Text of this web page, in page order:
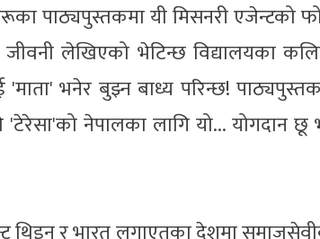
पाठ्यपुस्तकमा यी मिसनरी एजेन्टको
लेखिएको भेटिन्छ विद्यालयका
'माता' भनेर बुझ्न बाध्य परिन्छ!
'टेरेसा'को नेपालका लागि यो... योगदान छू